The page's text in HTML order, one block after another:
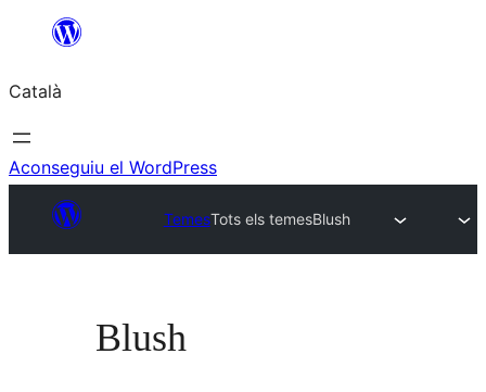
contingut
Català
Aconseguiu el WordPress
TemesTots els temesBlush
Blush